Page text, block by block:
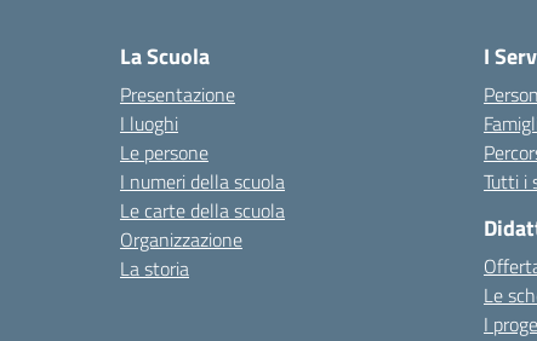
La Scuola
Presentazione
I luoghi
Le persone
I numeri della scuola
Le carte della scuola
Organizzazione
La storia
I
Tutti i
Le
I